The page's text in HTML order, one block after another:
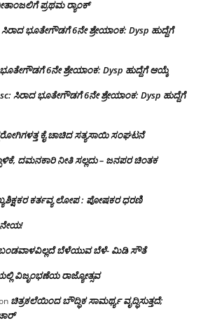
ಪ್ರಥಮ ರ‌್ಯಾಂಕ್
ಸಿರಾದ ಭೂತೇಗೌಡಗೆ 6ನೇ ಶ್ರೇಯಾಂಕ: Dysp ಹುದ್ದೆಗೆ
6ನೇ ಶ್ರೇಯಾಂಕ: Dysp ಹುದ್ದೆಗೆ ಆಯ್ಕೆ
ಸಿರಾದ ಭೂತೇಗೌಡಗೆ 6ನೇ ಶ್ರೇಯಾಂಕ: Dysp ಹುದ್ದೆಗೆ
ಕೈ ಚಾಚಿದ ಸತ್ಯಸಾಯಿ ಸಂಘಟನೆ
ದಮನಕಾರಿ ನೀತಿ ಸಲ್ಲದು – ಜನಪರ ಚಿಂತಕ
ಕರ್ತವ್ಯ ಲೋಪ : ಪೋಷಕರ ಧರಣಿ
ಬೆಳೆಯುವ ಬೆಳೆ- ಮಿಡಿ ಸೌತೆ
ವಿಜೃಂಭಣೆಯ ರಾಜ್ಯೋತ್ಸವ
ಚಿತ್ರಕಲೆಯಿಂದ ಬೌದ್ಧಿಕ ಸಾಮರ್ಥ್ಯ ವೃದ್ಧಿಸುತ್ತದೆ;